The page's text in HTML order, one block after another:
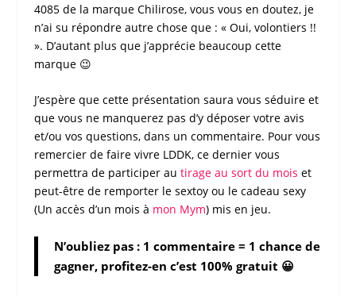
4085de la marque Chilirose, vous vous en doutez, je
n’ai su répondre autre chose que : « Oui, volontiers !!
». D’autant plus que j’apprécie beaucoup cette
marque 😉
J’espère que cette présentation saura vous séduire et
que vous ne manquerez pas d’y déposer votre avis
et/ou vos questions, dans un commentaire. Pour vous
remercier de faire vivre LDDK, ce dernier vous
permettra de participer au tirage au sort du mois et
peut-être de remporter le sextoy ou le cadeau sexy
(Un accès d’un mois à mon Mym) mis en jeu.
N’oubliez pas : 1 commentaire = 1 chance de
gagner, profitez-en c’est 100% gratuit 😀